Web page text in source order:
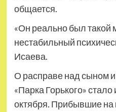
общается.
«Он реально был такой
нестабильный
Исаева.
О расправе над сыном
«Парка Горького» стало
октября. Прибывшие